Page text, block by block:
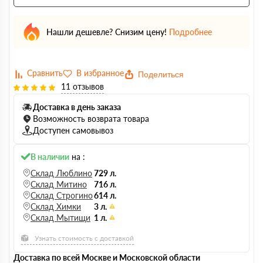
Нашли дешевле? Снизим цену! Подробнее
Поделиться
11 отзывов
Доставка в день заказа
Возможность возврата товара
Доступен самовывоз
В наличии на :
Склад Люблино729 л.
Склад Митино
716 л.
Склад Строгино614 л.
Склад Химки
3 л.
Склад Мытищи 1 л.
Узнать стоимость с доставкой
Доставка по всей Москве и Московской области